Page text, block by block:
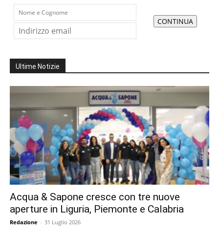
Ultime Notizie
Acqua & Sapone cresce con tre nuove
aperture in Liguria, Piemonte e Calabria
Redazione - 31 Luglio 2026